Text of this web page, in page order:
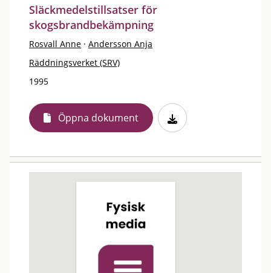
Släckmedelstillsatser för
skogsbrandbekämpning
Rosvall Anne · Andersson Anja
Räddningsverket (SRV)
1995
Öppna dokument